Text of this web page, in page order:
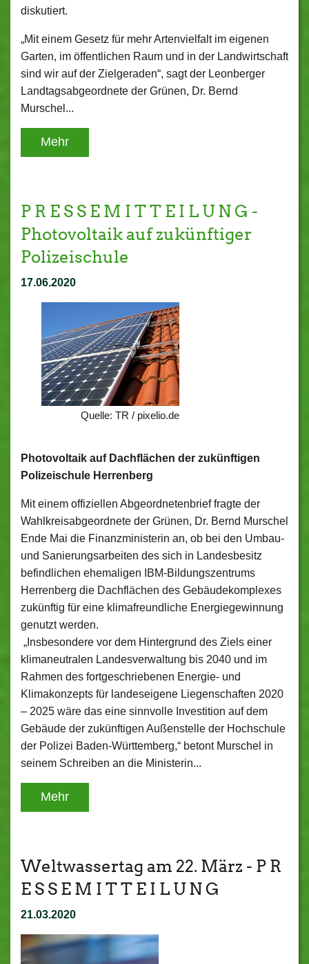
diskutiert.
„Mit einem Gesetz für mehr Artenvielfalt im eigenen
Garten, im öffentlichen Raum und in der Landwirtschaft
sind wir auf der Zielgeraden“, sagt der Leonberger
Landtagsabgeordnete der Grünen, Dr. Bernd
Murschel...
Mehr
P R E S S E M I T T E I L U N G -
Photovoltaik auf zukünftiger
Polizeischule
17.06.2020
Quelle: TR / pixelio.de
Photovoltaik auf Dachflächen der zukünftigen
Polizeischule Herrenberg
Mit einem offiziellen Abgeordnetenbrief fragte der
Wahlkreisabgeordnete der Grünen, Dr. Bernd Murschel
Ende Mai die Finanzministerin an, ob bei den Umbau-
und Sanierungsarbeiten des sich in Landesbesitz
befindlichen ehemaligen IBM-Bildungszentrums
Herrenberg die Dachflächen des Gebäudekomplexes
zukünftig für eine klimafreundliche Energiegewinnung
genutzt werden.
„Insbesondere vor dem Hintergrund des Ziels einer
klimaneutralen Landesverwaltung bis 2040 und im
Rahmen des fortgeschriebenen Energie- und
Klimakonzepts für landeseigene Liegenschaften 2020
– 2025 wäre das eine sinnvolle Investition auf dem
Gebäude der zukünftigen Außenstelle der Hochschule
der Polizei Baden-Württemberg,“ betont Murschel in
seinem Schreiben an die Ministerin...
Mehr
Weltwassertag am 22. März - P R
E S S E M I T T E I L U N G
21.03.2020